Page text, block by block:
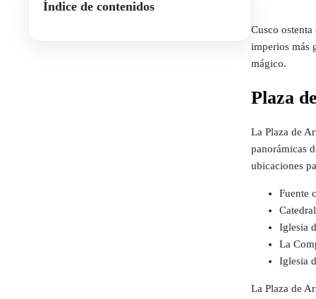
Índice de contenidos
Cusco
imperios más
mágico.
Plaza
La Plaza de
panorámicas
ubicaciones
Fuente
Iglesia
La
Iglesia
La Plaza de